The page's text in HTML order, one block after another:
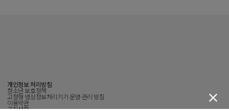
개인정보 처리방침
청소년 보호정책
고정형 영상정보처리기기 운영·관리 방침
이용약관
공지사항